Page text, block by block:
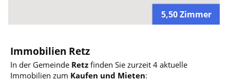
5,50 Zimmer
Immobilien Retz
In der Gemeinde Retz finden Sie zurzeit 4 aktuelle
Immobilien zum Kaufen und Mieten: